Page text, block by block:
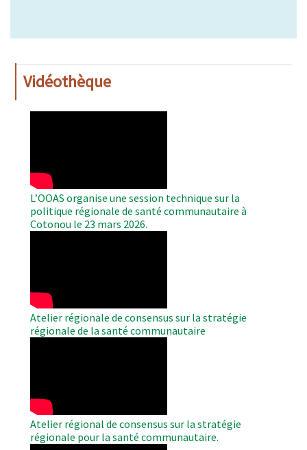
Vidéothèque
L’OOAS organise une session technique sur la
politique régionale de santé communautaire à
Cotonou le 23 mars 2026.
Atelier régionale de consensus sur la stratégie
régionale de la santé communautaire
Atelier régional de consensus sur la stratégie
régionale pour la santé communautaire.